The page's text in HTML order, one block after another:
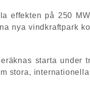
effekten på 250
nya vindkraftpark
starta under
stora,